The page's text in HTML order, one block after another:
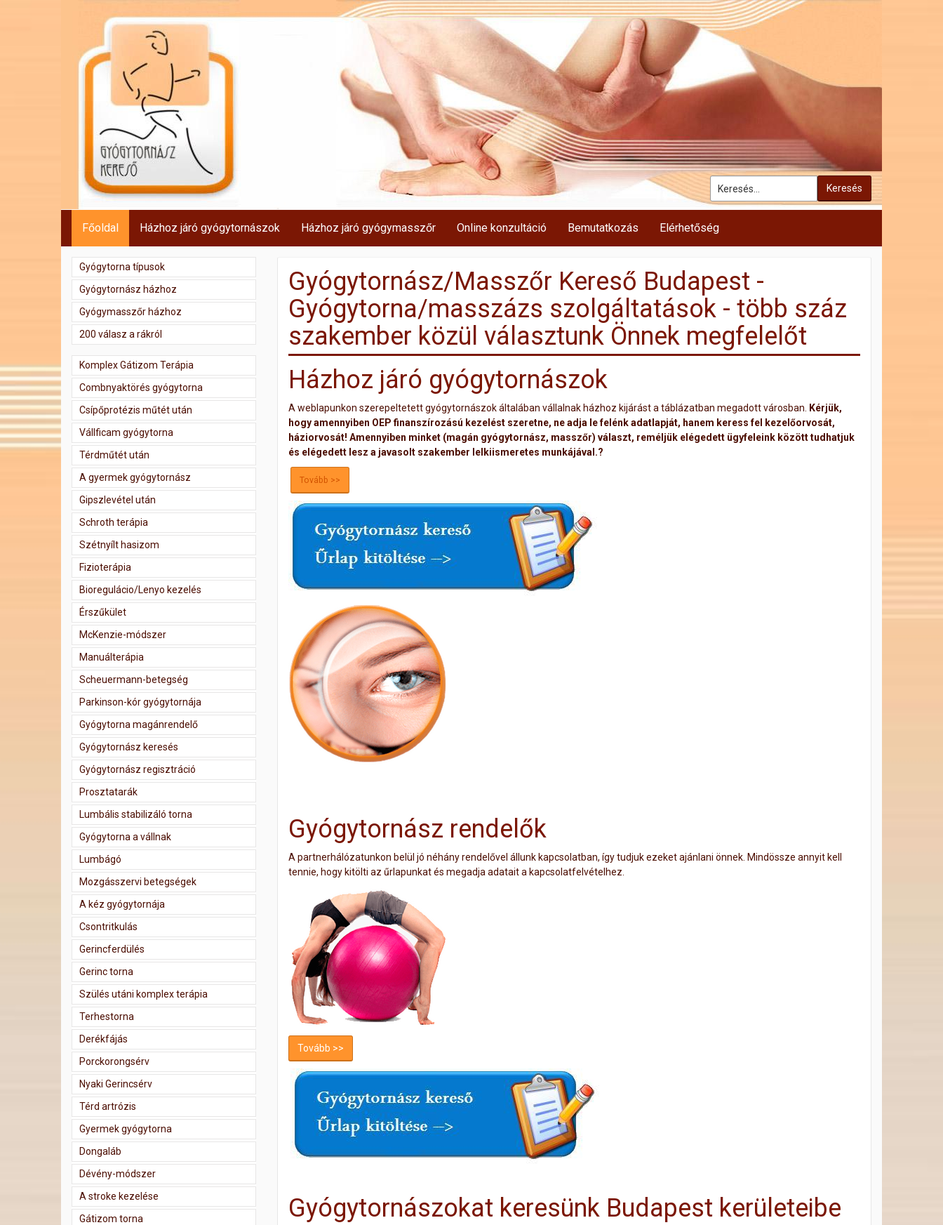
Keresés
Főoldal Házhoz járó gyógytornászok Házhoz járó gyógymasszőr Online konzultáció Bemutatkozás Elérhetőség
Gyógytornász/Masszőr Kereső Budapest -
Gyógytorna/masszázs szolgáltatások - több száz
szakember közül választunk Önnek megfelelőt
Házhoz járó gyógytornászok
A weblapunkon szerepeltetett gyógytornászok általában vállalnak házhoz kijárást a táblázatban megadott városban.
Kérjük,
hogy amennyiben OEP finanszírozású kezelést szeretne, ne adja le felénk adatlapját, hanem keress fel kezelőorvosát,
háziorvosát! Amennyiben minket (magán gyógytornász, masszőr) választ, reméljük elégedett ügyfeleink között tudhatjuk
és elégedett lesz a javasolt szakember lelkiismeretes munkájával.?
Tovább >>
Gyógytornász rendelők
A partnerhálózatunkon belül jó néhány rendelővel állunk kapcsolatban, így tudjuk ezeket ajánlani önnek. Mindössze annyit kell
tennie, hogy kitölti az űrlapunkat és megadja adatait a kapcsolatfelvételhez.
Tovább >>
Gyógytornászokat keresünk Budapest kerületeibe
Gyógytorna típusok
Gyógytornász házhoz
Gyógymasszőr házhoz
200 válasz a rákról
Komplex Gátizom Terápia
Combnyaktörés gyógytorna
Csípőprotézis műtét után
Vállficam gyógytorna
Térdműtét után
A gyermek gyógytornász
Gipszlevétel után
Schroth terápia
Szétnyílt hasizom
Fizioterápia
Bioregulácio/Lenyo kezelés
Érszűkület
McKenzie-módszer
Manuálterápia
Scheuermann-betegség
Parkinson-kór gyógytornája
Gyógytorna magánrendelő
Gyógytornász keresés
Gyógytornász regisztráció
Prosztatarák
Lumbális stabilizáló torna
Gyógytorna a vállnak
Lumbágó
Mozgásszervi betegségek
A kéz gyógytornája
Csontritkulás
Gerincferdülés
Gerinc torna
Szülés utáni komplex terápia
Terhestorna
Derékfájás
Porckorongsérv
Nyaki Gerincsérv
Térd artrózis
Gyermek gyógytorna
Dongaláb
Dévény-módszer
A stroke kezelése
Gátizom torna